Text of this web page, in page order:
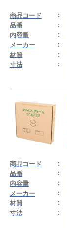
商品コード
品番
内容量
メーカー
材質
寸法
商品コード
品番
内容量
メーカー
材質
寸法